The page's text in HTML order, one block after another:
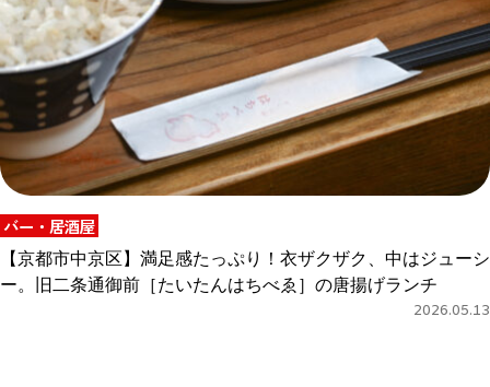
バー・居酒屋
【京都市中京区】満足感たっぷり！衣ザクザク、中はジューシ
ー。旧二条通御前［たいたんはちべゑ］の唐揚げランチ
2026.05.13